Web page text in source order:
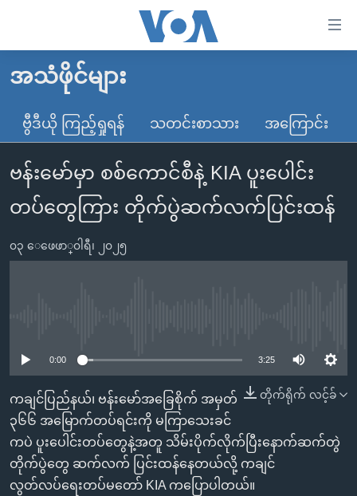
လွယ်ကူ
သည့်
Link
များ
ပင်မ
သို့
စာမျက်နှာ
သို့
ကျော်
ကြည့်
ရန်
မူလစာမျက်နှာ
မြန်မာ
ကမ္ဘာ့သတင်းများ
နိုင်ငံတကာ
အမေရိကန်
အစ္စရေး-ပါလက်စတိုင်း
ဗွီဒီယို
သတင်းလွတ်လပ်ခွင့်
ရပ်ဝန်းတခု လမ်းတခု အလွန်
အင်္ဂလိပ်စာလေ့လာမယ်
ဗွီအိုအေ လူမှုကွန်ယက်များ
အသံဖိုင်များ
ဗွီဒီယို ကြည့်ရှုရန် သတင်းစာသား အကြောင်း
ဗန်းမော်မှာ စစ်ကောင်စီနဲ့ KIA ပူးပေါင်း
တပ်တွေကြား တိုက်ပွဲဆက်လက်ပြင်းထန်
၀၃ ေဖေဖာ္၀ါရီ၊ ၂၀၂၅
0:00 3:25
တိုက်ရိုက် လင့်ခ်
ကချင်ပြည်နယ်၊ ဗန်းမော်အခြေစိုက် အမှတ်
၃၆၆ အမြောက်တပ်ရင်းကို မကြာသေးခင်
ကပဲ ပူးပေါင်းတပ်တွေနဲ့အတူ သိမ်းပိုက်လိုက်ပြီးနောက်ဆက်တွဲ
တိုက်ပွဲတွေ ဆက်လက် ပြင်းထန်နေတယ်လို့ ကချင်
လွတ်လပ်ရေးတပ်မတော် KIA ကပြောပါတယ်။